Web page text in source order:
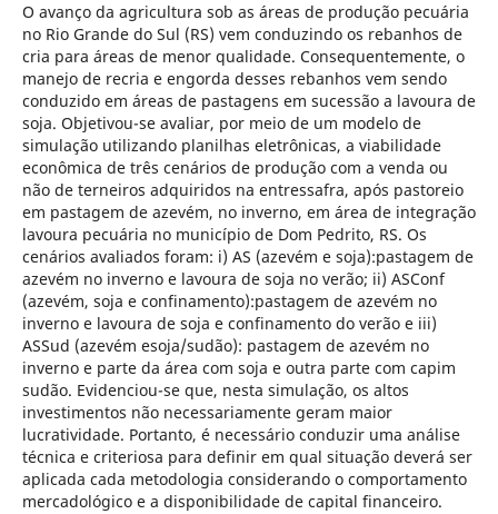
O avanço da agricultura sob as áreas de produção pecuária
no Rio Grande do Sul (RS) vem conduzindo os rebanhos de
cria para áreas de menor qualidade. Consequentemente, o
manejo de recria e engorda desses rebanhos vem sendo
conduzido em áreas de pastagens em sucessão a lavoura de
soja. Objetivou-se avaliar, por meio de um modelo de
simulação utilizando planilhas eletrônicas, a viabilidade
econômica de três cenários de produção com a venda ou
não de terneiros adquiridos na entressafra, após pastoreio
em pastagem de azevém, no inverno, em área de integração
lavoura pecuária no município de Dom Pedrito, RS. Os
cenários avaliados foram: i) AS (azevém e soja):pastagem de
azevém no inverno e lavoura de soja no verão; ii) ASConf
(azevém, soja e confinamento):pastagem de azevém no
inverno e lavoura de soja e confinamento do verão e iii)
ASSud (azevém esoja/sudão): pastagem de azevém no
inverno e parte da área com soja e outra parte com capim
sudão. Evidenciou-se que, nesta simulação, os altos
investimentos não necessariamente geram maior
lucratividade. Portanto, é necessário conduzir uma análise
técnica e criteriosa para definir em qual situação deverá ser
aplicada cada metodologia considerando o comportamento
mercadológico e a disponibilidade de capital financeiro.